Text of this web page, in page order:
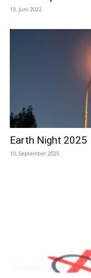
13. Juni 2022
Earth Night 2025
10. September 2025